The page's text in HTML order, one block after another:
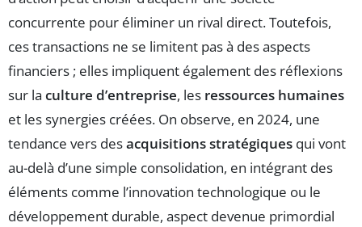
concurrente pour éliminer un rival direct. Toutefois,
ces transactions ne se limitent pas à des aspects
financiers ; elles impliquent également des réflexions
sur la culture d’entreprise, les ressources humaines
et les synergies créées. On observe, en 2024, une
tendance vers desacquisitions stratégiques qui vont
au-delà d’une simple consolidation, en intégrant des
éléments comme l’innovation technologique ou le
développement durable, aspect devenue primordial